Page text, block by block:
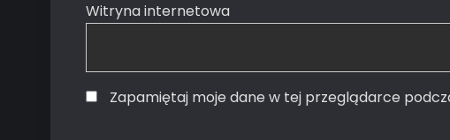
Witryna internetowa
Zapamiętaj moje dane w tej przeglądarce